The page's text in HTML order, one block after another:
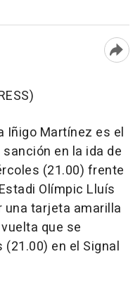
Iñigo Martínez es el
en la ida de
(21.00) frente
Olímpic Lluís
una tarjeta amarilla
que se
en el Signal